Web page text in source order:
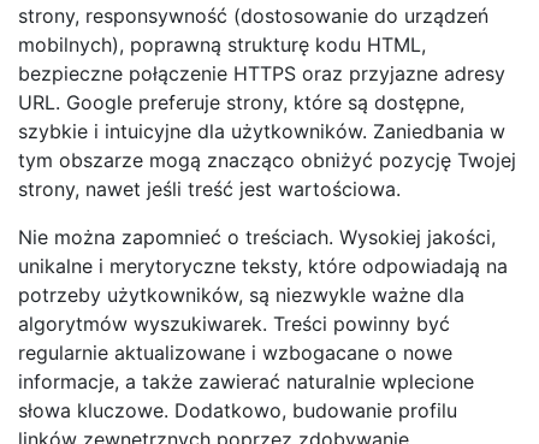
strony, responsywność (dostosowanie do urządzeń
mobilnych), poprawną strukturę kodu HTML,
bezpieczne połączenie HTTPS oraz przyjazne adresy
URL. Google preferuje strony, które są dostępne,
szybkie i intuicyjne dla użytkowników. Zaniedbania w
tym obszarze mogą znacząco obniżyć pozycję Twojej
strony, nawet jeśli treść jest wartościowa.
Nie można zapomnieć o treściach. Wysokiej jakości,
unikalne i merytoryczne teksty, które odpowiadają na
potrzeby użytkowników, są niezwykle ważne dla
algorytmów wyszukiwarek. Treści powinny być
regularnie aktualizowane i wzbogacane o nowe
informacje, a także zawierać naturalnie wplecione
słowa kluczowe. Dodatkowo, budowanie profilu
linków zewnętrznych poprzez zdobywanie